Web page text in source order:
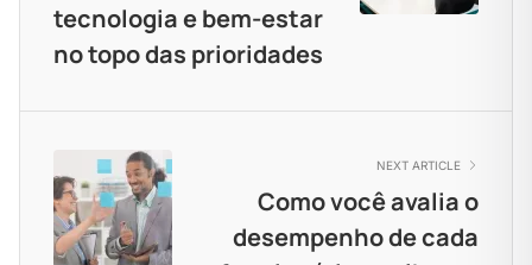
tecnologia e bem-estar
no topo das prioridades
NEXT ARTICLE
Como você avalia o
desempenho de cada